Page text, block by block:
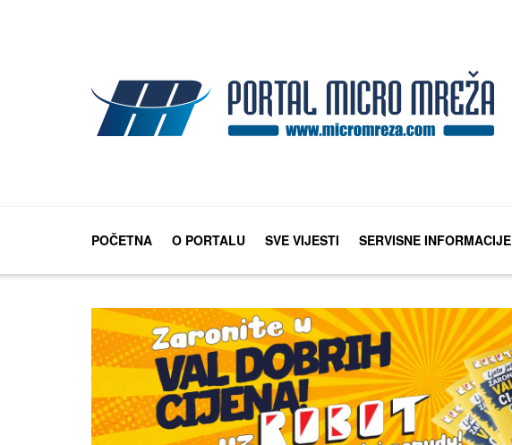
POČETNA O PORTALU SVE VIJESTI SERVISNE INFORMACIJE